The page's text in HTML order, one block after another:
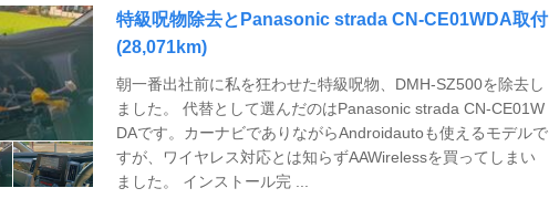
特級呪物除去とPanasonic strada CN-CE01WDA取付
(28,071km)
朝一番出社前に私を狂わせた特級呪物、DMH-SZ500を除去し
ました。 代替として選んだのはPanasonic strada CN-CE01W
DAです。カーナビでありながらAndroidautoも使えるモデルで
すが、ワイヤレス対応とは知らずAAWirelessを買ってしまい
ました。 インストール完 ...